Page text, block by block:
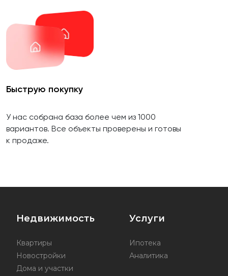
Быструю покупку
У нас собрана база более чем из 1000
вариантов. Все объекты проверены и готовы
к продаже.
Недвижимость
Квартиры
Новостройки
Дома и участки
Услуги
Ипотека
Аналитика